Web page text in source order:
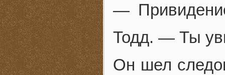
—
Тодд. — Ты
Он шел